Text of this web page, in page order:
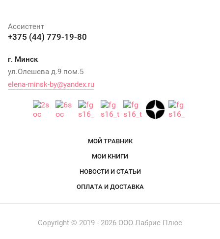
Ассистент
+375 (44) 779-19-80
г. Минск
ул.Олешева д.9 пом.5
elena-minsk-by@yandex.ru
МОЙ ТРАВНИК
МОИ КНИГИ
НОВОСТИ И СТАТЬИ
ОПЛАТА И ДОСТАВКА
Copyright © 2019 - 2026 ООО Лабрис Плюс